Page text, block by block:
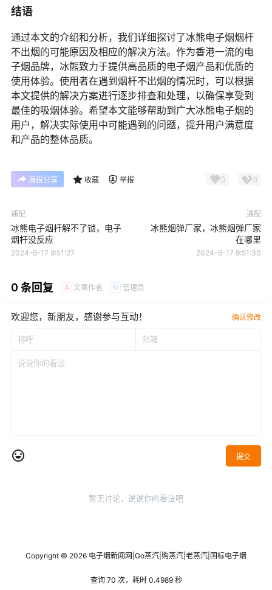
结语
通过本文的介绍和分析，我们详细探讨了冰熊电子烟烟杆
不出烟的可能原因及相应的解决方法。作为香港一流的电
子烟品牌，冰熊致力于提供高品质的电子烟产品和优质的
使用体验。使用者在遇到烟杆不出烟的情况时，可以根据
本文提供的解决方案进行逐步排查和处理，以确保享受到
最佳的吸烟体验。希望本文能够帮助到广大冰熊电子烟的
用户，解决实际使用中可能遇到的问题，提升用户满意度
和产品的整体品质。
海报分享 收藏 举报 0 0
通配
冰熊电子烟杆解不了锁，电子
烟杆没反应
2024-6-17 9:51:27
通配
冰熊烟弹厂家，冰熊烟弹厂家
在哪里
2024-6-17 9:51:30
0 条回复 A 文章作者 M 管理员
欢迎您，新朋友，感谢参与互动！ 确认修改
提交
暂无讨论，说说你的看法吧
Copyright © 2026 电子烟新闻网 Go蒸汽 购蒸汽 老蒸汽 国标电子烟
查询 70 次，耗时 0.4989 秒